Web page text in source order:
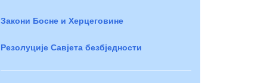
Закони Босне и Херцеговине
Резолуције Савјета безбједности